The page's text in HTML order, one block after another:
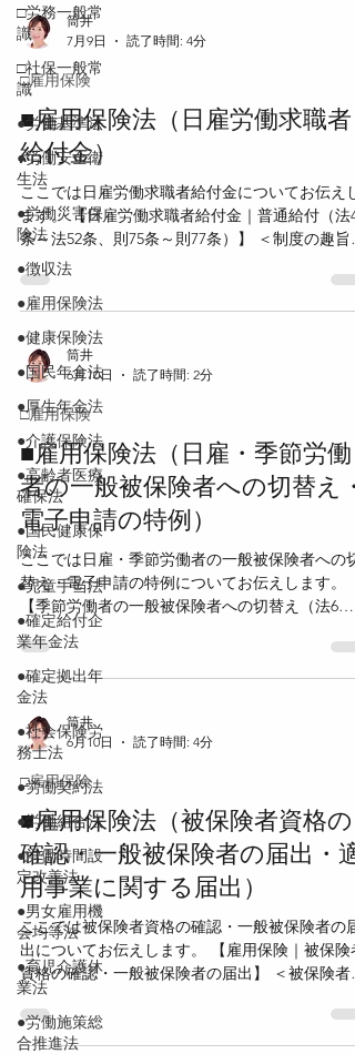
□労務一般常
識
□社保一般常
識
●労働基準法
●労働安全衛
生法
●労働災害保
険法
●徴収法
●雇用保険法
●健康保険法
●国民年金法
●厚生年金法
●介護保険法
●高齢者医療
確保法
●国民健康保
険法
●児童手当法
●確定給付企
業年金法
●確定拠出年
金法
●社会保険労
務士法
●労働契約法
●労働組合法
●労働時間設
定改善法
●男女雇用機
会均等法
●育児介護休
業法
●労働施策総
合推進法
に就くことができない状態にあり、原則として離
職の日以前1年間に被保険者期間が通算して6か月
以上ある場合に、特例受給資格者となる。 ＜算定
対象期間＞ 被保険者期間を算定する期間は、原則
として離職の日以前1年間である。 疾病、負傷そ
他一定の理由により引き続き30日以上賃金の支払
いを受けることができなかった場合は、その日数
を加算し、最長4年間とする。 ＜受給期限＞ 離職
の日の翌日から起算して6か月を経過する日まで
に、公共職業安定所に出頭して求職の申込みを
し、失業の認定を受けなければならない。 特例一
時金には、受給期限の延長はない。 ＜受給期限の
延長なし（法40条3項・4項）＞ 疾病または負傷等
筒井
7月9日
読了時間: 4分
□雇用保険
■雇用保険法（日雇労働求職者
給付金）
ここでは日雇労働求職者給付金についてお伝えし
ます。 【日雇労働求職者給付金｜普通給付（法45
条～法52条、則75条～則77条）】 ＜制度の趣旨＞
日雇労働被保険者が失業した場合に支給される求
職者給付である。 日雇労働求職者給付金には、普
通給付と特例給付がある。 ＜受給資格（法45条）
＞ 日雇労働被保険者が失業した場合で、失業した
日の属する月の前2か月間に、印紙保険料が通算
日分以上納付されていること。 ＜失業の認定（法
47条、則75条）＞ 失業の認定は、公共職業安定所
において、原則として日々その日について行われ
る。 指定された時刻までに、受給者が選択する公
共職業安定所に出頭し、日雇労働被保険者手帳を
提出して求職の申込みをしなければならない。 一
定の日雇派遣労働者については、厚生労働省職業
安定局長が定める公共職業安定所に出頭する。 ＜
普通給付の日額（法48条）＞ 給付日額は、前2か
間に納付された印紙保険料の状況に応じて決定さ
れる。 ・第1級給付金 7,500円 前2か月間の印紙
険料が通算26日分以上あり、そのうち第1級印紙
険料が24日分以上
筒井
6月10日
読了時間: 2分
□雇用保険
■雇用保険法（日雇・季節労働
者の一般被保険者への切替え・
電子申請の特例）
ここでは日雇・季節労働者の一般被保険者への切
替え・電子申請の特例についてお伝えします。
【季節労働者の一般被保険者への切替え（法6
条）】 有期雇用契約を更新した場合、当初の雇用
期間と更新後の雇用期間を通算して4箇月を超え
こととなるときは、当初の雇用期間を超えた日の
箇月目の初日から被保険者資格を取得する。 【日
雇労働者の一般被保険者への切替え（法43条）】
日雇労働被保険者が次のいずれかに該当する場合
る。 ・前2月の各月において、18日以上、同一の
業主の適用事業に雇用された場合 ・同一の事業主
の適用事業に、継続して31日以上雇用された場合
＜例外＞ 公共職業安定所長の認可を受けたとき
は、引き続き日雇労働被保険者となることができ
る。 【特定法人の電子申請義務（則6条）】 次の
届出・申請は、特定法人にあっては電子申請で行
うことが義務付けられている。 ＜電子申請が義務
となる手続＞ ・雇用保険被保険者資格取得届 ・
用保険被保険者資格喪失届 ・雇用保険被保険者転
勤届 ・高年齢雇用継続基本給付金の支給申請 ・
筒井
6月10日
読了時間: 4分
□雇用保険
■雇用保険法（被保険者資格の
確認・一般被保険者の届出・適
用事業に関する届出）
ここでは被保険者資格の確認・一般被保険者の届
出についてお伝えします。 【雇用保険｜被保険者
資格の確認・一般被保険者の届出】 ＜被保険者資
格の確認＞ 公共職業安定所長は、日雇労働被保険
者を除き、 次の事由に基づき、労働者が被保険者
となったこと、 又は被保険者でなくなったことの